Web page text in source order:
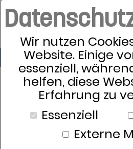
Wir nutzen
Website. Einige
essenziell,
helfen, diese
Erfahrung zu
Essenziell
Externe